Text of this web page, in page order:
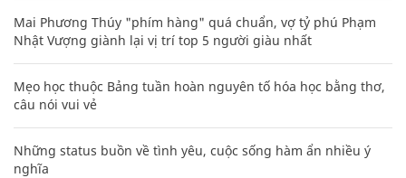
Mai Phương Thúy "phím hàng" quá chuẩn, vợ tỷ phú Phạm
Nhật Vượng giành lại vị trí top 5 người giàu nhất
Mẹo học thuộc Bảng tuần hoàn nguyên tố hóa học bằng thơ,
câu nói vui vẻ
Những status buồn về tình yêu, cuộc sống hàm ẩn nhiều ý
nghĩa